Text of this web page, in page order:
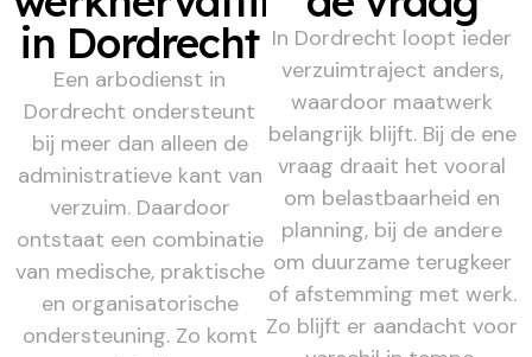
in Dordrecht
Een arbodienst in
Dordrecht ondersteunt
bij meer dan alleen de
administratieve kant van
verzuim. Daardoor
ontstaat een combinatie
van medische, praktische
en organisatorische
ondersteuning. Zo komt
In Dordrecht loopt ieder
verzuimtraject anders,
waardoor maatwerk
belangrijk blijft. Bij de ene
vraag draait het vooral
om belastbaarheid en
planning, bij de andere
om duurzame terugkeer
of afstemming met werk.
Zo blijft er aandacht voor